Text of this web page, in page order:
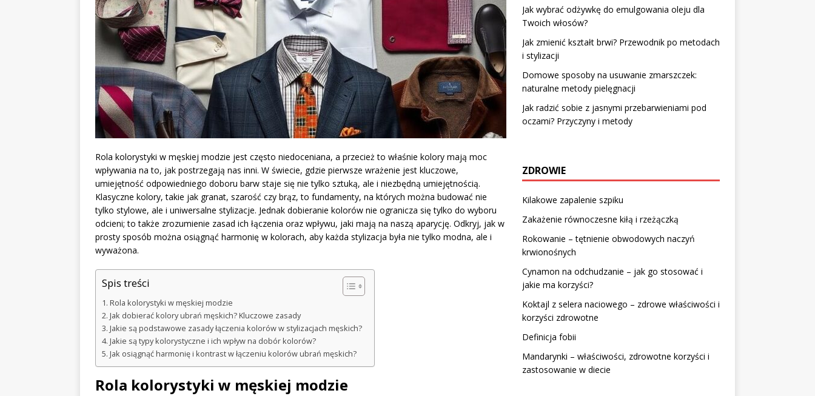
Rola kolorystyki w męskiej modzie jest często niedoceniana, a przecież to właśnie kolory mają moc
wpływania na to, jak postrzegają nas inni. W świecie, gdzie pierwsze wrażenie jest kluczowe,
umiejętność odpowiedniego doboru barw staje się nie tylko sztuką, ale i niezbędną umiejętnością.
Klasyczne kolory, takie jak granat, szarość czy brąz, to fundamenty, na których można budować nie
tylko stylowe, ale i uniwersalne stylizacje. Jednak dobieranie kolorów nie ogranicza się tylko do wyboru
odcieni; to także zrozumienie zasad ich łączenia oraz wpływu, jaki mają na naszą aparycję. Odkryj, jak w
prosty sposób można osiągnąć harmonię w kolorach, aby każda stylizacja była nie tylko modna, ale i
wyważona.
Spis treści
Rola kolorystyki w męskiej modzie
Jak dobierać kolory ubrań męskich? Kluczowe zasady
Jakie są podstawowe zasady łączenia kolorów w stylizacjach męskich?
Jakie są typy kolorystyczne i ich wpływ na dobór kolorów?
Jak osiągnąć harmonię i kontrast w łączeniu kolorów ubrań męskich?
Rola kolorystyki w męskiej modzie
Jak wybrać odżywkę do emulgowania oleju dla
Twoich włosów?
Jak zmienić kształt brwi? Przewodnik po metodach
i stylizacji
Domowe sposoby na usuwanie zmarszczek:
naturalne metody pielęgnacji
Jak radzić sobie z jasnymi przebarwieniami pod
oczami? Przyczyny i metody
ZDROWIE
Kilakowe zapalenie szpiku
Zakażenie równoczesne kiłą i rzeżączką
Rokowanie – tętnienie obwodowych naczyń
krwionośnych
Cynamon na odchudzanie – jak go stosować i
jakie ma korzyści?
Koktajl z selera naciowego – zdrowe właściwości i
korzyści zdrowotne
Definicja fobii
Mandarynki – właściwości, zdrowotne korzyści i
zastosowanie w diecie